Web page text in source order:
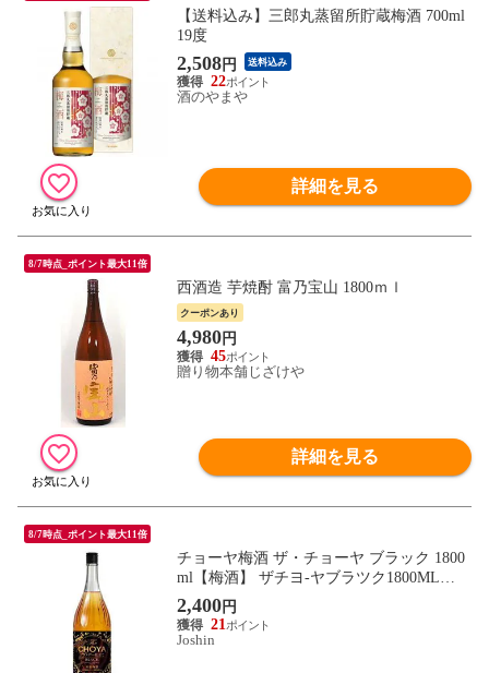
【送料込み】三郎丸蒸留所貯蔵梅酒 700ml
19度
2,508円 送料込み
22
酒のやまや
詳細を見る
8/7時点_ポイント最大11倍
西酒造 芋焼酎 富乃宝山 1800ｍｌ
クーポンあり
4,980円
45
贈り物本舗じざけや
詳細を見る
8/7時点_ポイント最大11倍
チョーヤ梅酒 ザ・チョーヤ ブラック 1800
ml【梅酒】 ザチヨ-ヤブラツク1800ML
【返品種別B】
2,400円
21
Joshin